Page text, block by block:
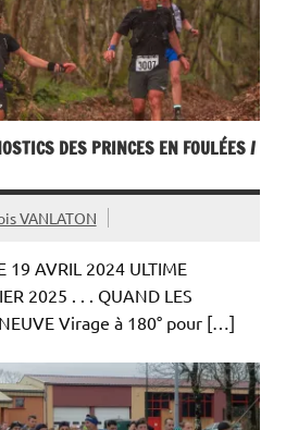
DES PRINCES EN FOULÉES /
VANLATON
19 AVRIL 2024 ULTIME
2025 . . . QUAND LES
Virage à 180° pour […]